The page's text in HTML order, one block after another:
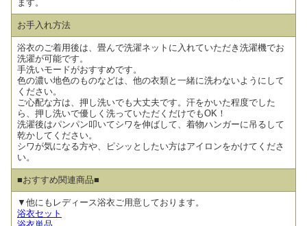
ます。
お手入れ方法
浴衣のご着用後は、畳んで洗濯ネットに入れていただき洗濯機でお
洗濯が可能です。
手洗いモードがおすすめです。
色の濃い地色のものなどは、他の衣類と一緒に洗わないようにして
ください。
ご心配な方は、押し洗いでも大丈夫です。汗をかいた程度でした
ら、押し洗いで優しく洗っていただくだけでもOK！
洗濯後はパンパン叩いてシワを伸ばして、着物ハンガーに吊るして
乾かしてください。
シワが気になる方や、ピシッとしたい方はアイロンをかけてくださ
い。
■おすすめ関連商品■
▼他にもレディース浴衣ご用意しております。
浴衣セット